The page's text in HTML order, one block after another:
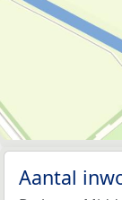
Aantal